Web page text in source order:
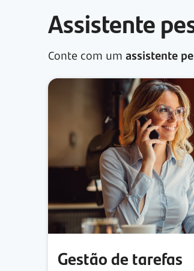
Assistente
Conte com um assistente
Gestão de tarefas